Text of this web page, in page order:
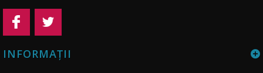
INFORMAŢII